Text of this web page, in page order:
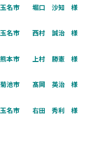
市 堀口 沙知 様
市 西村 誠治 様
市 上村 勝憲 様
市 髙岡 英治 様
市 右田 秀利 様